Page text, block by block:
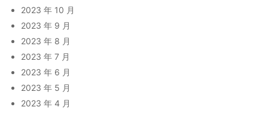
2023 年 10 月
2023 年 9 月
2023 年 8 月
2023 年 7 月
2023 年 6 月
2023 年 5 月
2023 年 4 月